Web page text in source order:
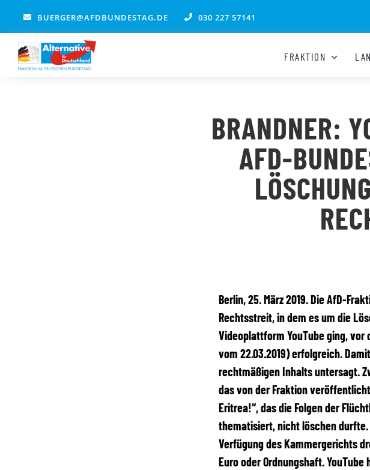
springen
BUERGER@AFDBUNDESTAG.DE 030 227 57141
FRAKTION
BRANDNER:
AFD-
Berlin, 25. März 2019. Die AfD-
Rechtsstreit, in dem es um die
Videoplattform YouTube ging, vor
vom 22.03.2019) erfolgreich.
rechtmäßigen Inhalts untersagt.
das von der Fraktion
Eritrea!“, das die Folgen der
thematisiert, nicht löschen durfte.
Verfügung des Kammergerichts
Euro oder Ordnungshaft.